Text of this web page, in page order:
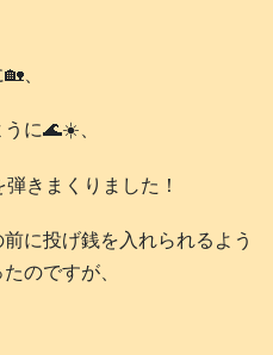
、
に🌊☀️、
きまくりました！
に投げ銭を入れられるよう
のですが、